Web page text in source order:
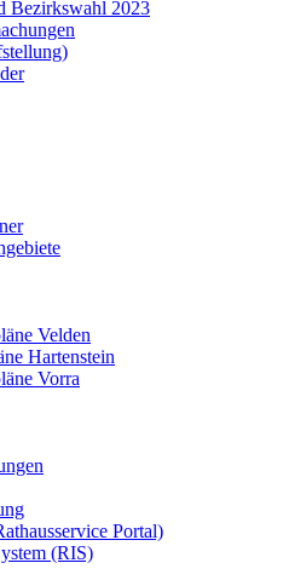
Bezirkswahl 2023
Velden
Hartenstein
Vorra
Portal)
(RIS)